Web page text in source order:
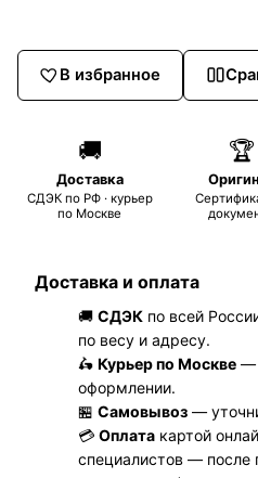
В избранное
🚚
Доставка
СДЭК по РФ · курьер
по Москве
🏆
Доставка и оплата
🚚 СДЭК по всей
по весу и адресу.
🛵 Курьер по Москве —
оформлении.
🏪 Самовывоз —
💳 Оплата картой
специалистов — после